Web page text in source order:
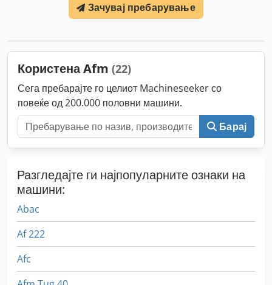
Зачувај пребарување
Користена Afm (22)
Сега пребарајте го целиот Machineseeker со
повеќе од 200.000 половни машини.
Барај
Разгледајте ги најпопуларните ознаки на
машини:
Abac
Af 222
Afc